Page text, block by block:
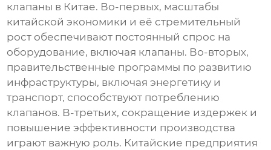
клапаны в Китае. Во-первых, масштабы
китайской экономики и её стремительный
рост обеспечивают постоянный спрос на
оборудование, включая клапаны. Во-вторых,
правительственные программы по развитию
инфраструктуры, включая энергетику и
транспорт, способствуют потреблению
клапанов. В-третьих, сокращение издержек и
повышение эффективности производства
играют важную роль. Китайские предприятия